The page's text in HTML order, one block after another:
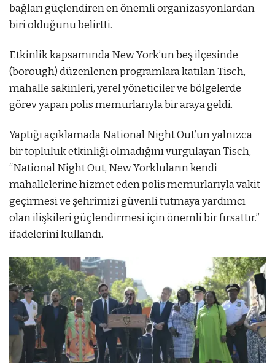
bağları güçlendiren en önemli organizasyonlardan
biri olduğunu belirtti.
Etkinlik kapsamında New York’un beş ilçesinde
(borough) düzenlenen programlara katılan Tisch,
mahalle sakinleri, yerel yöneticiler ve bölgelerde
görev yapan polis memurlarıyla bir araya geldi.
Yaptığı açıklamada National Night Out’un yalnızca
bir topluluk etkinliği olmadığını vurgulayan Tisch,
“National Night Out, New Yorkluların kendi
mahallelerine hizmet eden polis memurlarıyla vakit
geçirmesi ve şehrimizi güvenli tutmaya yardımcı
olan ilişkileri güçlendirmesi için önemli bir fırsattır.”
ifadelerini kullandı.